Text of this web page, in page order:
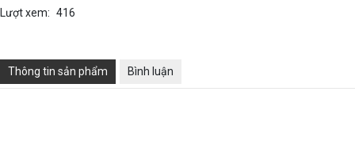
Lượt xem: 416
Thông tin sản phẩm Bình luận